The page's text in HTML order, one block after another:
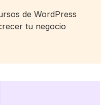
de WordPress
tu negocio